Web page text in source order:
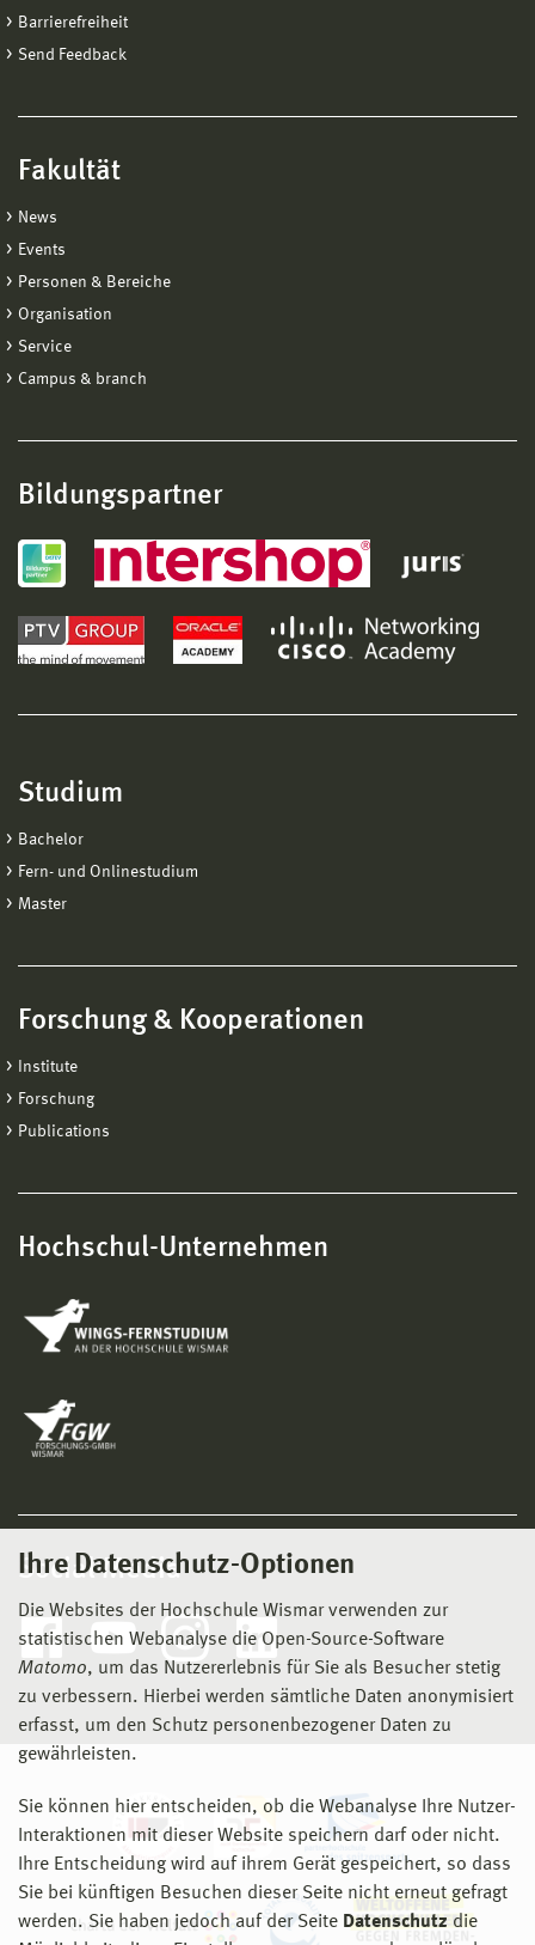
Ihre Datenschutz-Optionen
Die Websites der Hochschule Wismar verwenden zur
statistischen Webanalyse die Open-Source-Software
Matomo, um das Nutzererlebnis für Sie als Besucher stetig
zu verbessern. Hierbei werden sämtliche Daten anonymisiert
erfasst, um den Schutz personenbezogener Daten zu
gewährleisten.
Sie können hier entscheiden, ob die Webanalyse Ihre Nutzer-
Interaktionen mit dieser Website speichern darf oder nicht.
Ihre Entscheidung wird auf ihrem Gerät gespeichert, so dass
Sie bei künftigen Besuchen dieser Seite nicht erneut gefragt
werden. Sie haben jedoch auf der Seite Datenschutz die
Barrierefreiheit
Send Feedback
Fakultät
News
Events
Personen & Bereiche
Organisation
Service
Campus & branch
Bildungspartner
Studium
Bachelor
Fern- und Onlinestudium
Master
Forschung & Kooperationen
Institute
Forschung
Publications
Hochschul-Unternehmen
Social Media